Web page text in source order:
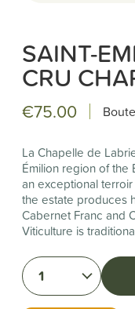
SAINT-
CRU
€75.00
La Chapelle de
Émilion region of the
an exceptional
the estate produces
Cabernet Franc and
Viticulture is
1